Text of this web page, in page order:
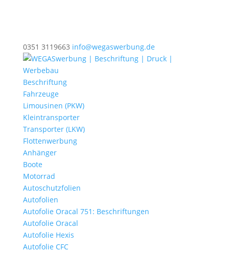
0351 3119663 info@wegaswerbung.de
Beschriftung
Fahrzeuge
Limousinen (PKW)
Kleintransporter
Transporter (LKW)
Flottenwerbung
Anhänger
Boote
Motorrad
Autoschutzfolien
Autofolien
Autofolie Oracal 751: Beschriftungen
Autofolie Oracal
Autofolie Hexis
Autofolie CFC